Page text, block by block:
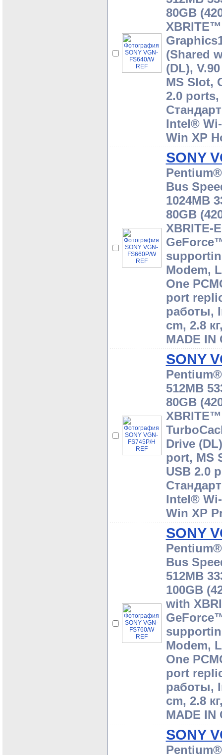
80GB
(Shared
(DL),
MS Slot,
2.0
Intel® Wi-
Win XP
SONY
Pentium®
Bus
1024MB
80GB
XBRITE-
Modem,
One
port
работы,
cm, 2.8
MADE IN
SONY
Pentium®
512MB
80GB
Drive
port, MS
USB 2.0
Intel® Wi-
Win XP
SONY
Pentium®
Bus
512MB
100GB
with
Modem,
One
port
работы,
cm, 2.8
MADE IN
SONY
Pentium®